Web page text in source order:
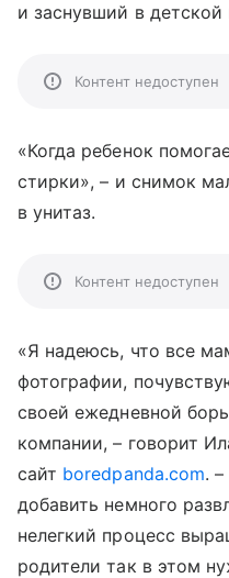
и заснувший в детской
Контент недоступен
«Когда ребенок
стирки», – и снимок
в унитаз.
Контент недоступен
«Я надеюсь, что все
фотографии,
своей ежедневной
компании, – говорит
сайт boredpanda.com.
добавить немного
нелегкий процесс
родители так в этом